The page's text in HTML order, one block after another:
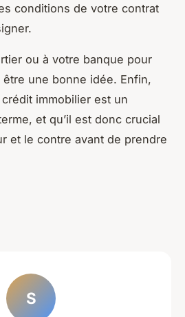
conditions de votre contrat
ou à votre banque pour
une bonne idée. Enfin,
immobilier est un
et qu’il est donc crucial
et le contre avant de prendre
S